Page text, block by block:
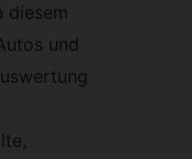
diesem
und